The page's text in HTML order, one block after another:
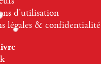
d'utilisation
légales & confidentialité